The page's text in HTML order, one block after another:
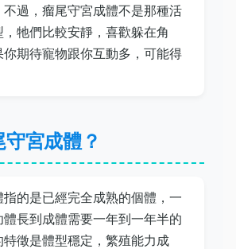
不過，瘤尾守宮成體不是那種活
牠們比較安靜，喜歡躲在角
期待寵物跟你互動多，可能得
宮成體？
的是已經完全成熟的個體，一
長到成體需要一年到一年半的
特徵是體型穩定，繁殖能力成